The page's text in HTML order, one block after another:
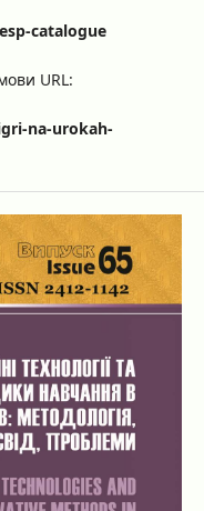
catalogue
URL:
na-urokah-